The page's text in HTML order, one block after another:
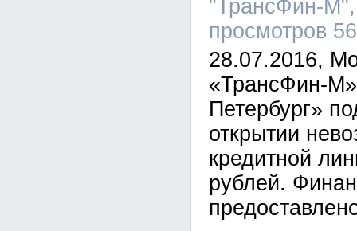
"ТрансФин-
просмотров
28.07.2016,
«ТрансФин-
Петербург»
открытии
кредитной
рублей.